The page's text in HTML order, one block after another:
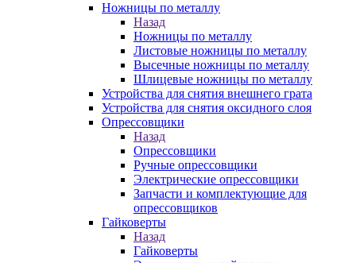
Ножницы по металлу
Назад
Ножницы по металлу
Листовые ножницы по металлу
Высечные ножницы по металлу
Шлицевые ножницы по металлу
Устройства для снятия внешнего грата
Устройства для снятия оксидного слоя
Опрессовщики
Назад
Опрессовщики
Ручные опрессовщики
Электрические опрессовщики
Запчасти и комплектующие для
опрессовщиков
Гайковерты
Назад
Гайковерты